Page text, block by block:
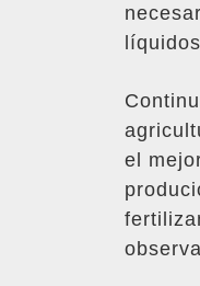
el